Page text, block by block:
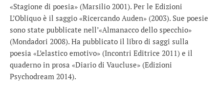
«Stagione di poesia» (Marsilio 2001). Per le Edizioni
L’Obliquo è il saggio «Ricercando Auden» (2003). Sue poesie
sono state pubblicate nell’«Almanacco dello specchio»
(Mondadori 2008). Ha pubblicato il libro di saggi sulla
poesia «L’elastico emotivo» (Incontri Editrice 2011) e il
quaderno in prosa «Diario di Vaucluse» (Edizioni
Psychodream 2014).